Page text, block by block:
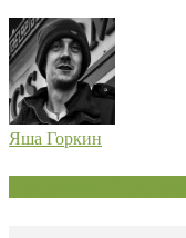
Яша Горкин